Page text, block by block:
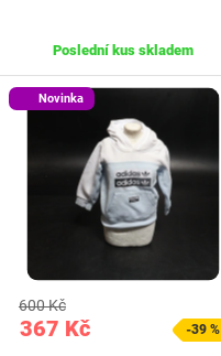
Poslední kus skladem
Novinka
367 Kč
600 Kč
-39 %